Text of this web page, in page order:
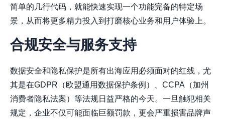
简单的几行代码，就能快速实现一个功能完备的特定场
景，从而将更多精力投入到打磨核心业务和用户体验上。
合规安全与服务支持
数据安全和隐私保护是所有出海应用必须面对的红线，尤
其是在GDPR（欧盟通用数据保护条例）、CCPA（加州
消费者隐私法案）等法规日益严格的今天。一旦触犯相关
规定，企业不仅可能面临巨额罚款，更会严重损害品牌声